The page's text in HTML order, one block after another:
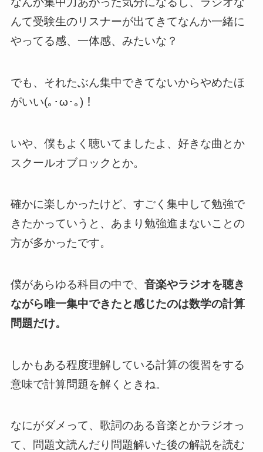
んて受験生のリスナーが出てきてなんか一緒に
やってる感、一体感、みたいな？
でも、それたぶん集中できてないからやめたほ
がいい(｡･ω･｡)！
いや、僕もよく聴いてましたよ、好きな曲とか
スクールオブロックとか。
確かに楽しかったけど、すごく集中して勉強で
きたかっていうと、あまり勉強進まないことの
方が多かったです。
僕があらゆる科目の中で、 音楽やラジオを聴き
ながら唯一集中できたと感じたのは数学の計算
問題だけ。
しかもある程度理解している計算の復習をする
意味で計算問題を解くときね。
なにがダメって、歌詞のある音楽とかラジオっ
て、問題文読んだり問題解いた後の解説を読む